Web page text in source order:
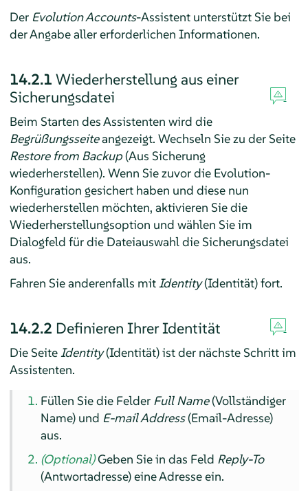
Der Evolution Accounts-Assistent unterstützt Sie bei
der Angabe aller erforderlichen Informationen.
14.2.1 Wiederherstellung aus einer
Sicherungsdatei
Beim Starten des Assistenten wird die
Begrüßungsseiteangezeigt. Wechseln Sie zu der Seite
Restore from Backup(Aus Sicherung
wiederherstellen). Wenn Sie zuvor die Evolution-
Konfiguration gesichert haben und diese nun
wiederherstellen möchten, aktivieren Sie die
Wiederherstellungsoption und wählen Sie im
Dialogfeld für die Dateiauswahl die Sicherungsdatei
aus.
Fahren Sie anderenfalls mit Identity(Identität) fort.
14.2.2 Definieren Ihrer Identität
Die Seite Identity(Identität) ist der nächste Schritt im
Assistenten.
Füllen Sie die Felder Full Name(Vollständiger
Name) und E-mail Address(Email-Adresse)
aus.
(Optional)Geben Sie in das Feld Reply-To
(Antwortadresse) eine Adresse ein.